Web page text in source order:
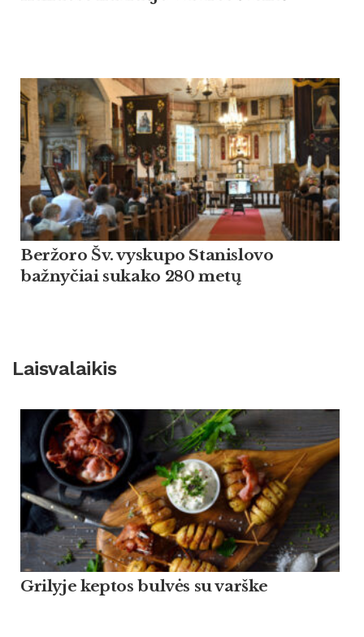
Beržoro Šv. vyskupo Stanislovo
bažnyčiai sukako 280 metų
Laisvalaikis
Grilyje keptos bulvės su varške